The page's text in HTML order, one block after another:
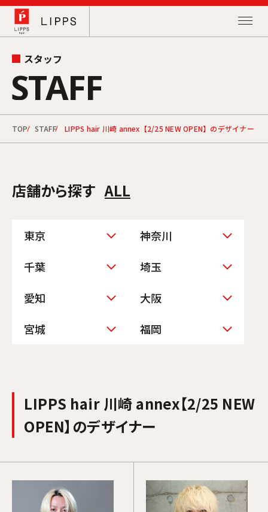
スタッフ
STAFF
TOP STAFF LIPPS hair 川崎 annex【2/25 NEW OPEN】のデザイナー
店舗から探す ALL
東京
表参道
渋谷
渋谷 2nd floor
池袋
神奈川
横浜 9th floor
NEW OPEN】
千葉 埼玉
愛知 大阪
梅田 annex
宮城
仙台ロフト
仙台 annex
福岡
天神
LIPPS hair 川崎 annex【2/25 NEW
OPEN】のデザイナー